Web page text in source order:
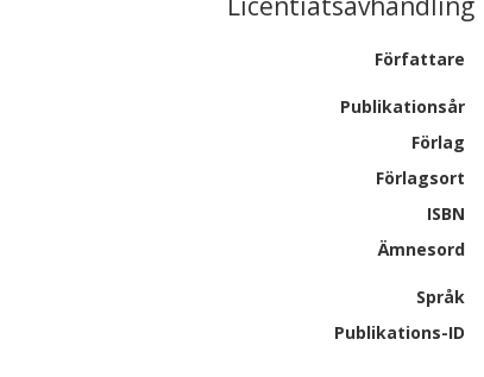
Författare
Publikationsår
Förlag
Förlagsort
ISBN
Ämnesord
Språk
Publikations-ID